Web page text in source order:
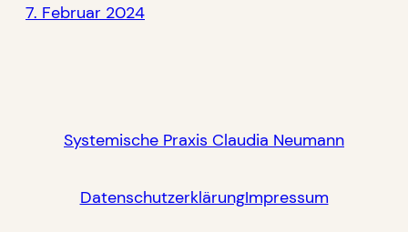
7. Februar 2024
Systemische Praxis Claudia Neumann
DatenschutzerklärungImpressum